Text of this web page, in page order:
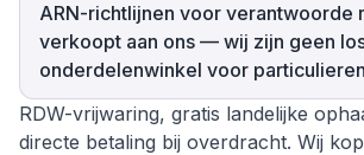
ARN-richtlijnen voor verantwoorde
verkoopt aan ons — wij zijn geen
onderdelenwinkel voor
RDW-vrijwaring, gratis landelijke
directe betaling bij overdracht. Wij